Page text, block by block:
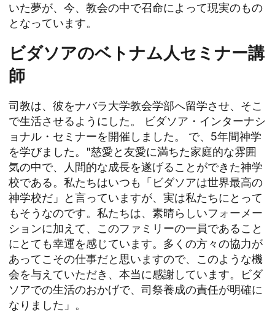
いた夢が、今、教会の中で召命によって現実のもの
となっています。
ビダソアのベトナム人セミナー講
師
司教は、彼をナバラ大学教会学部へ留学させ、そこ
で生活させるようにした。
ビダソア・インターナシ
ョナル・セミナーを開催しました。
で、5年間神学
を学びました。"慈愛と友愛に満ちた家庭的な雰囲
気の中で、人間的な成長を遂げることができた神学
校である。私たちはいつも「ビダソアは世界最高の
神学校だ」と言っていますが、実は私たちにとって
もそうなのです。私たちは、素晴らしいフォーメー
ションに加えて、このファミリーの一員であること
にとても幸運を感じています。多くの方々の協力が
あってこその仕事だと思いますので、このような機
会を与えていただき、本当に感謝しています。ビダ
ソアでの生活のおかげで、司祭養成の責任が明確に
なりました」。